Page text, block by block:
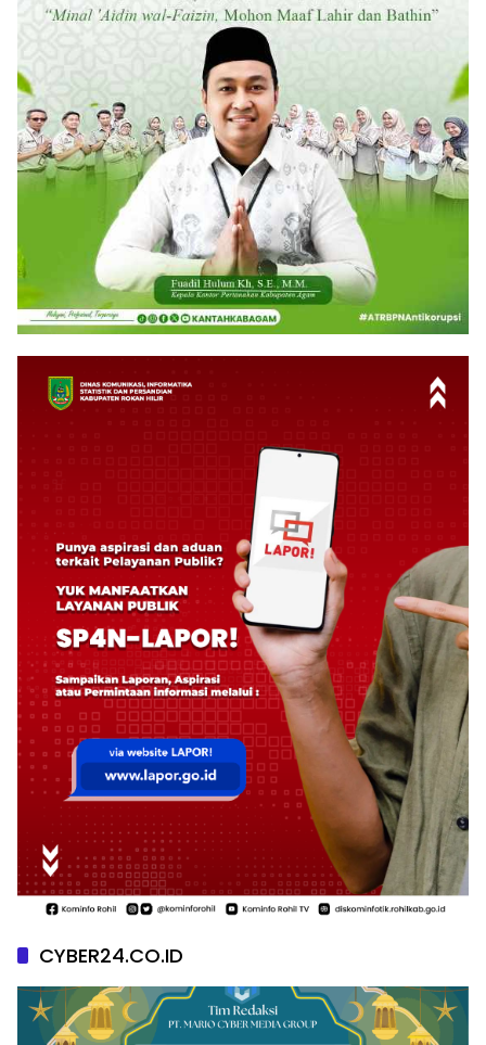
CYBER24.CO.ID